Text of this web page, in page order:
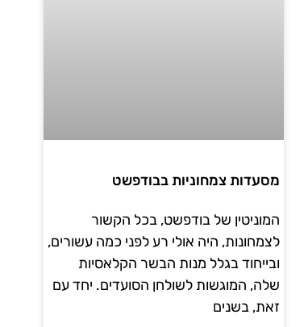
מסעדות צמחוניות בבודפשט
המוניטין של בודפשט, בכל הקשור
לצמחונות, היה אולי רע לפני כמה עשורים,
ובייחוד בגלל מנות הבשר הקלאסיות
שלה, המוגשות לשולחן הסועדים. יחד עם
זאת, בשנים